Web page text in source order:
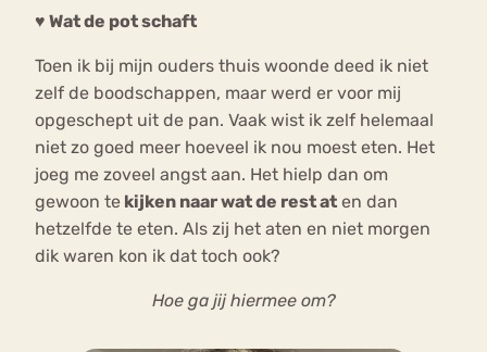
♥ Wat de pot schaft
Toen ik bij mijn ouders thuis woonde deed ik niet
zelf de boodschappen, maar werd er voor mij
opgeschept uit de pan. Vaak wist ik zelf helemaal
niet zo goed meer hoeveel ik nou moest eten. Het
joeg me zoveel angst aan. Het hielp dan om
gewoon te kijken naar wat de rest at en dan
hetzelfde te eten. Als zij het aten en niet morgen
dik waren kon ik dat toch ook?
Hoe ga jij hiermee om?